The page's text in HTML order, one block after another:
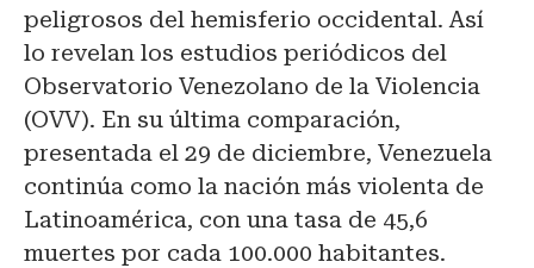
peligrosos del hemisferio occidental. Así
lo revelan los estudios periódicos del
Observatorio Venezolano de la Violencia
(OVV). En su última comparación,
presentada el 29 de diciembre, Venezuela
continúa como la nación más violenta de
Latinoamérica, con una tasa de 45,6
muertes por cada 100.000 habitantes.